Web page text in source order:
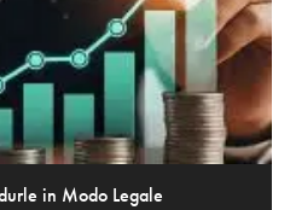
in Modo Legale